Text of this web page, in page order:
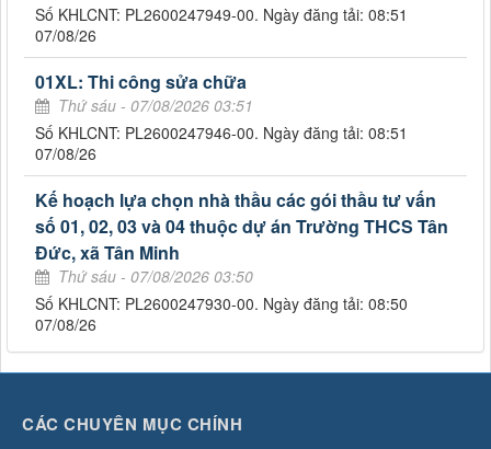
Số KHLCNT: PL2600247949-00. Ngày đăng tải: 08:51
07/08/26
01XL: Thi công sửa chữa
Thứ sáu - 07/08/2026 03:51
Số KHLCNT: PL2600247946-00. Ngày đăng tải: 08:51
07/08/26
Kế hoạch lựa chọn nhà thầu các gói thầu tư vấn
số 01, 02, 03 và 04 thuộc dự án Trường THCS Tân
Đức, xã Tân Minh
Thứ sáu - 07/08/2026 03:50
Số KHLCNT: PL2600247930-00. Ngày đăng tải: 08:50
07/08/26
CÁC CHUYÊN MỤC CHÍNH